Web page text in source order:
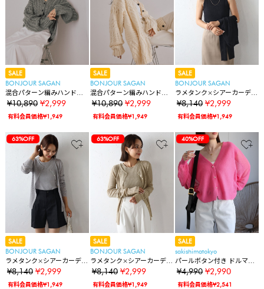
SALE
BONJOUR SAGAN
混合パターン編みハンドニ
ットカーディガン【ユニセ
ックス】
¥10,890 ¥2,999
有料会員価格¥1,949
SALE
BONJOUR SAGAN
混合パターン編みハンドニ
ットカーディガン【ユニセ
ックス】
¥10,890 ¥2,999
有料会員価格¥1,949
SALE
BONJOUR SAGAN
ラメタンク×シアーカーデア
ンサンブルセット
¥8,140 ¥2,999
有料会員価格¥1,949
63%OFF
SALE
BONJOUR SAGAN
ラメタンク×シアーカーデア
ンサンブルセット
¥8,140 ¥2,999
有料会員価格¥1,949
63%OFF
SALE
BONJOUR SAGAN
ラメタンク×シアーカーデア
ンサンブルセット
¥8,140 ¥2,999
有料会員価格¥1,949
40%OFF
SALE
sakishimatokyo
パールボタン付き ドルマン
スリーブシアーカーディガ
ン/冷房対策
¥4,990 ¥2,990
有料会員価格¥2,541